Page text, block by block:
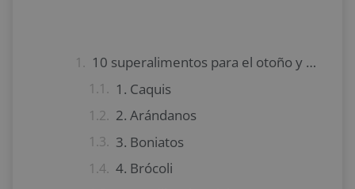
10 superalimentos para el otoño y el invierno
1. Caquis
2. Arándanos
3. Boniatos
4. Brócoli